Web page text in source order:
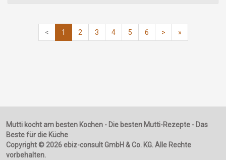
< 1 2 3 4 5 6 > »
Mutti kocht am besten Kochen - Die besten Mutti-Rezepte - Das
Beste für die Küche
Copyright © 2026 ebiz-consult GmbH & Co. KG. Alle Rechte
vorbehalten.